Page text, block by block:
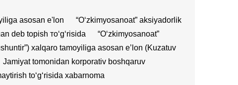
asosan e'lon
“O‘zkimyosanoat” aksiyadorlik
deb topish тo‘g‘risida
“Oʻzkimyosanoat”
xalqaro tamoyiliga asosan e’lon (Kuzatuv
Jamiyat tomonidan korporativ boshqaruv
toʻgʻrisida xabarnoma